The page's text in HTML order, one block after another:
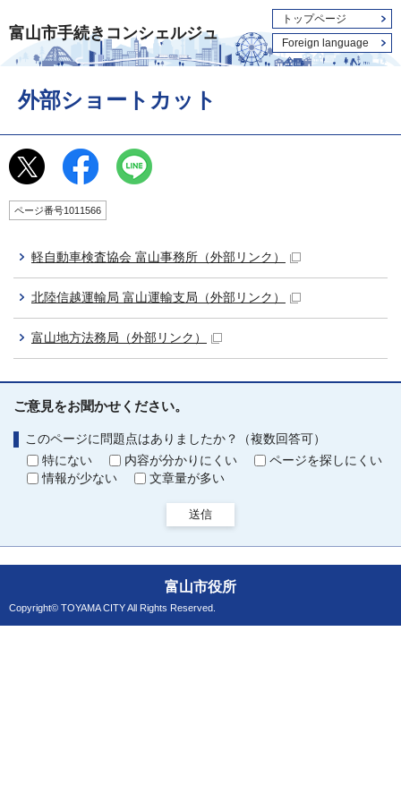
富山市手続きコンシェルジュ
トップページ
Foreign language
外部ショートカット
ページ番号1011566
軽自動車検査協会 富山事務所 （外部リンク）
北陸信越運輸局 富山運輸支局 （外部リンク）
富山地方法務局 （外部リンク）
ご意見をお聞かせください。
このページに問題点はありましたか？（複数回答可）
特にない
内容が分かりにくい
ページを探しにくい
情報が少ない
文章量が多い
送信
富山市役所
Copyright© TOYAMA CITY All Rights Reserved.